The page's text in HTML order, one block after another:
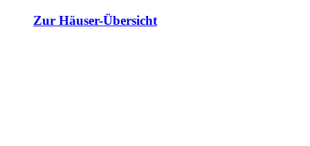
Zur Häuser-Übersicht